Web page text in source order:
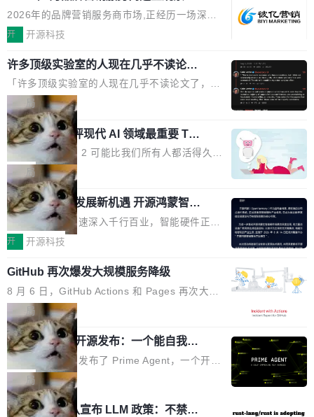
东西：一个带网页上下文的聊天框。 它们能读取
页面的文本，然后把文本丢给大模型，再返回一
段回答。仅此而已。 这当然有用，但总觉得差点
意思。比如我在一个后台管理系统里，需要填50
个表单字段，每个字段还有联动逻辑；比如我
想...
造，整机长度仅16厘米，提供1600W额定功率
与80PLUS钛金能效；支持ATX 3.1与PCIe 5.1
规范，结合服务器级元件、完善供电线材与内置
实时LCD监控屏，可充分满足当下高阶PC主机
的严苛使用需求。 澎湃功率，紧凑机身 钛金雕1
600PG5 AI TOP具备强悍输出功率，同时实现
机身尺寸大幅精简。整机长度仅16厘米，属于同
功率段机身尺寸十分紧凑的1600W电源产品。小
巧机身有效提升市面主流标准A...
从流量思维到品牌资产思维的范式转移
2026年的品牌营销服务商市场,正经历一场深刻
的价值重构。全球全案品牌代理机构市场从2025
复合增长率达5.44%,预计2032年将突破120亿美
元。数字广告与公共关系相关服务市场更是从20
25年的8463亿美元扩张至2026年的8763亿美
元。数字的背后是一个清晰的事实——品牌对专
业化营销服务的需求从未如此迫切。 但市场扩容
的同时,服务商的竞争逻辑正在改变。2026年Top
Agency年度合辑的观察指出,“产品”这个离消费
者最近的载体,在整个品牌营销层面的权重显著变
高了。全域营销服务商的竞争正在从规模转向深
度,案例厚度、全域覆盖、多线协同...
开 开源科技
许多顶级实验室的人现在几乎不读论文
了
「许多顶级实验室的人现在几乎不读论文了，而
且他们认为 ICLR/ICML/NeurIPS 充斥着大量过
度宣传和欺诈。」 OpenAI 研究员 Keller Jorda
n 这条推文引发了广泛讨论。他不是在说风凉
话，他是说出了一个圈内人尽皆知但很少公开捅
破的事实。 Jordan 随后补充了一句软化声明：
「我不认为这些会议上大部分论文都在过度宣传
或造假。问题是，作为读者，如果你筛选出那些
看起来最令人兴奋的论文，那它们大部分都是过
度宣传的。」 这才是真正的痛点。不是所有论文
都有问题，是最吸引眼球的那批论文最有问题。
他引用的帖子来自 Mathew Shen，一位 ICLR 2
026 的读者：「看了篇 ...
局
xAI 前工程师评现代 AI 领域最重要 Top
3 开源项目
Flash Attention 2 可能比我们所有人都活得久。
这句话不是来自某个技术博客，而是出自 Hieu
Pham 的一条推文。Hieu Pham 是谁？他是 xAI
的早期工程师之一，在 Grok 训练基础设施团队
工作过。近日他在 X 上发了一条帖子，列出了他
认为现代 AI 领域最重要的三个开源项目。 第一
理由很具体。FA 系列不需要解释，但 FA2 是他
认为最重要的一个——复杂度恰到好处，刚好能
驱动你去学 CuTe，但还没被那些"邪恶的" Hopp
er++ 优化所淹没，足够容易修改和适配。 更关
键的是 FA2 的持久性...
局
共商智能硬件发展新机遇 开源鸿蒙智能
硬件开发者日杭州站即将举行
随着万物智联加速深入千行百业，智能硬件正从
单点设备迈向智能化、网联化、协同化发展。作
鸿蒙通过统一技术底座和分布式能力，为不同类
型智能设备的开发、连接与互联提供关键支撑，
也为产业链企业探索产品创新与商业增长打开新
的空间。 8月14日，开源鸿蒙智能硬件开发者日
（OHDD：OpenHarmony Hardware Develope
r Day）将在杭州启航。活动面向智能硬件产业
链企业和开发者，邀请行业专家与资深技术顾
问，围绕开源鸿蒙技术能力、设备适配、芯片适
配、功耗与稳定性调优、兼容性测评及统一互联
开 开源科技
GitHub 再次爆发大规模服务降级
8 月 6 日，GitHub Actions 和 Pages 再次大规
模服务降级，Actions 完全不可用超过 5 小时，
webhook 停发，连自托管 runner 也因调度层故
障无法工作。Pages、Copilot code review、C
opilot coding agent 全部受影响。从检测到完全
恢复，大约 12 小时。 这是 2026 年 8 月的第六
起事故，其中四起与 AI/Copilot 服务相关。 Git
Hub 员工 kdaigle 在 HN 讨论中贴出了一组数
局
Prime Agent 开源发布：一个能自我改
进的编程 Agent，ARC-AGI 3 超越人类
专家基线
Prime Intellect 发布了 Prime Agent，一个开源
的编程 Agent Harness，核心设计围绕两个抽
象：Recursive Language Model（RLM）和 C
ontinual Harness。在 ARC-AGI 3 基准测试
局
Rust 项目团队宣布 LLM 政策：不禁